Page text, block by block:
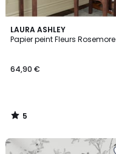
LAURA ASHLEY
Papier peint Fleurs Rosemore
64,90 €
5
/
5
/